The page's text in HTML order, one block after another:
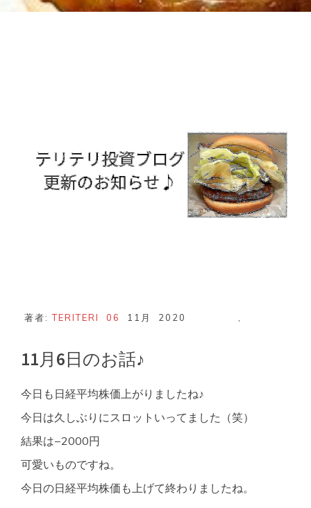
著者:TERITERI 06 11月 ,
2020
11月6日のお話♪
今日も日経平均株価上がりましたね♪
今日は久しぶりにスロットいってました（笑）
結果は−2000円
可愛いものですね。
今日の日経平均株価も上げて終わりましたね。